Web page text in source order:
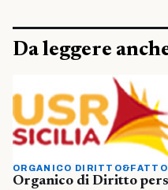
Da leggere
ORGANICO DIRITTO&FATTO
Organico di Diritto